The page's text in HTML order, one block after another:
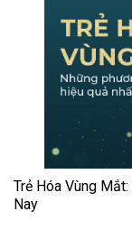
Trẻ Hóa Vùng
Nay